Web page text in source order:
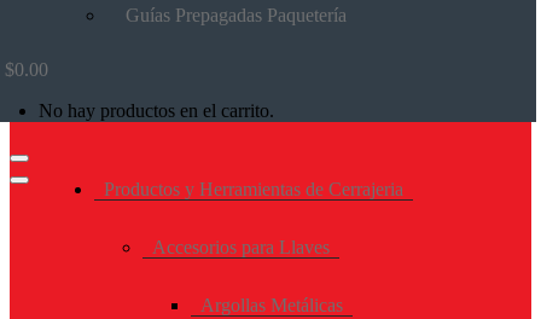
Guías Prepagadas Paquetería
$0.00
No hay productos en el carrito.
Productos y Herramientas de Cerrajeria
Accesorios para Llaves
Argollas Metálicas